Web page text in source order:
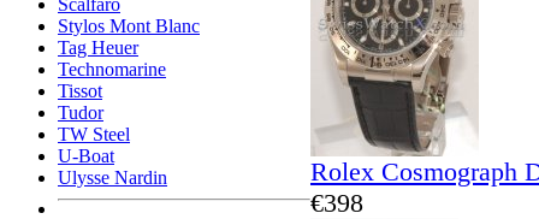
Scalfaro
Stylos Mont Blanc
Tag Heuer
Technomarine
Tissot
Tudor
TW Steel
U-Boat
Ulysse Nardin
Rolex Cosmograph
€398